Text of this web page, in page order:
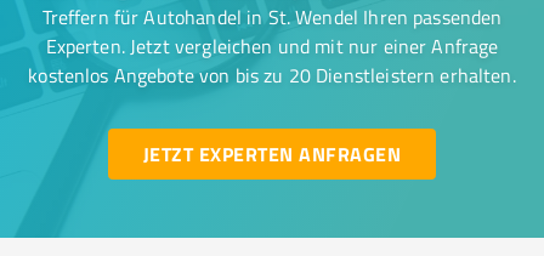
Treffern für Autohandel in St. Wendel Ihren passenden
Experten. Jetzt vergleichen und mit nur einer Anfrage
kostenlos Angebote von bis zu 20 Dienstleistern erhalten.
JETZT EXPERTEN ANFRAGEN